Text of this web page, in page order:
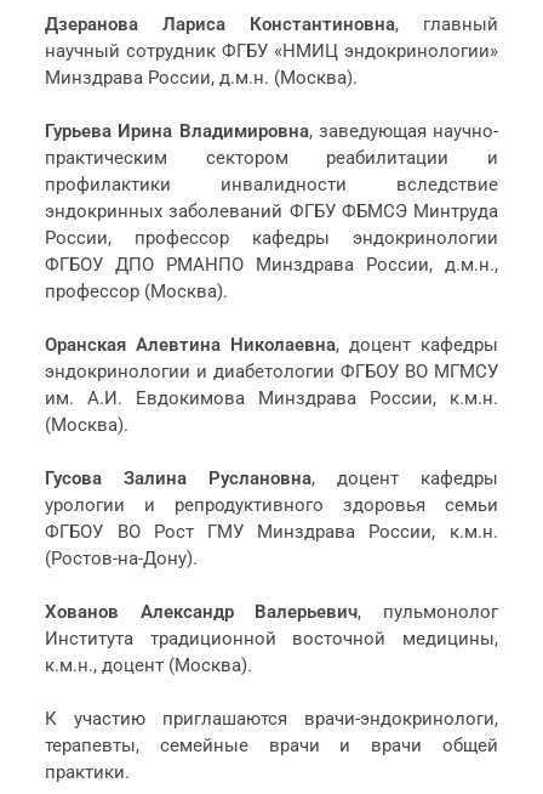
Дзеранова Лариса Константиновна, главный
научный сотрудник ФГБУ «НМИЦ эндокринологии»
Минздрава России, д.м.н. (Москва).
Гурьева Ирина Владимировна, заведующая научно-
практическим сектором реабилитации и
профилактики инвалидности вследствие
эндокринных заболеваний ФГБУ ФБМСЭ Минтруда
России, профессор кафедры эндокринологии
ФГБОУ ДПО РМАНПО Минздрава России, д.м.н.,
профессор (Москва).
Оранская Алевтина Николаевна, доцент кафедры
эндокринологии и диабетологии ФГБОУ ВО МГМСУ
им. А.И. Евдокимова Минздрава России, к.м.н.
(Москва).
Гусова Залина Руслановна, доцент кафедры
урологии и репродуктивного здоровья семьи
ФГБОУ ВО Рост ГМУ Минздрава России, к.м.н.
(Ростов-на-Дону).
Хованов Александр Валерьевич, пульмонолог
Института традиционной восточной медицины,
к.м.н., доцент (Москва).
К участию приглашаются врачи-эндокринологи,
терапевты, семейные врачи и врачи общей
практики.